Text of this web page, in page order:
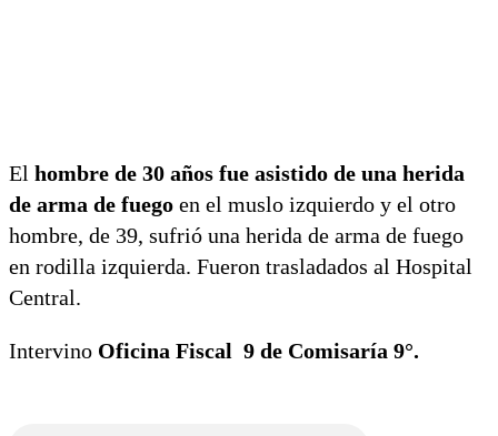
El hombre de 30 años fue asistido de una herida
de arma de fuego en el muslo izquierdo y el otro
hombre, de 39, sufrió una herida de arma de fuego
en rodilla izquierda. Fueron trasladados al Hospital
Central.
Intervino Oficina Fiscal 9 de Comisaría 9°.